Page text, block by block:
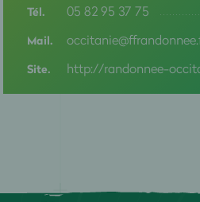
HAUTS DE SEINE
Tél. 05 82 95 37 75
Mail.
Site. http://randonnee-